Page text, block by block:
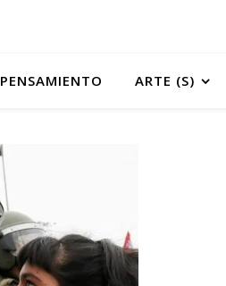
PENSAMIENTO ARTE (S)